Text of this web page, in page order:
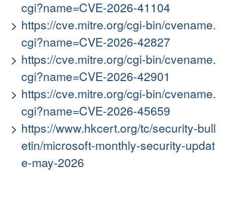
cgi?name=CVE-2026-41104
https://cve.mitre.org/cgi-bin/cvename.
cgi?name=CVE-2026-42827
https://cve.mitre.org/cgi-bin/cvename.
cgi?name=CVE-2026-42901
https://cve.mitre.org/cgi-bin/cvename.
cgi?name=CVE-2026-45659
https://www.hkcert.org/tc/security-bull
etin/microsoft-monthly-security-updat
e-may-2026